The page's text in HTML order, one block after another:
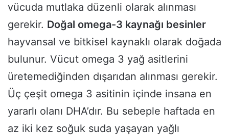
vücuda mutlaka düzenli olarak alınması
gerekir. Doğal omega-3 kaynağı besinler
hayvansal ve bitkisel kaynaklı olarak doğada
bulunur. Vücut omega 3 yağ asitlerini
üretemediğinden dışarıdan alınması gerekir.
Üç çeşit omega 3 asitinin içinde insana en
yararlı olanı DHA’dır. Bu sebeple haftada en
az iki kez soğuk suda yaşayan yağlı